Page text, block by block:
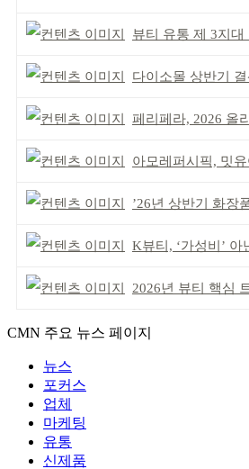
뷰티 유통 제 3지대
다이소몰 상반기
페리페라, 2026 올리
아모레퍼시픽, 밋유어
’26년 상반기 화장품 수
K뷰티, ‘가성비’ 아닌 ‘프
2026년 뷰티 핵심 트렌
CMN 주요 뉴스 페이지
뉴스
포커스
업체
마케팅
유통
신제품